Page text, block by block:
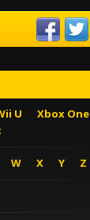
U
Xbox One
W X Y Z